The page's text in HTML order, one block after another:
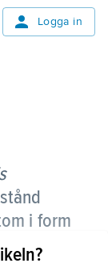
Logga in
i form